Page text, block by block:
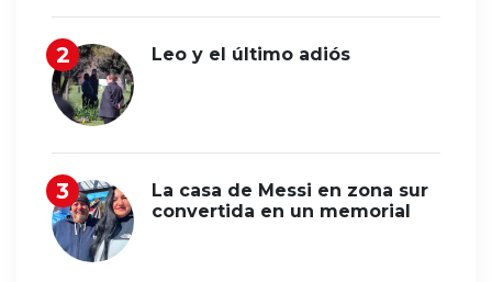
Leo y el último adiós
La casa de Messi en zona sur
convertida en un memorial